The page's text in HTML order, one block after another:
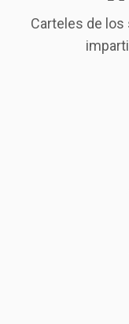
Carteles de